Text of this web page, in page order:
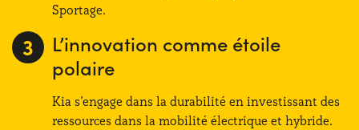
Sportage.
L’innovation comme étoile
polaire
Kia s’engage dans la durabilité en investissant des
ressources dans la mobilité électrique et hybride.